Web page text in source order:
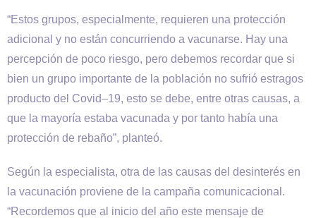
“Estos grupos, especialmente, requieren una protección
adicional y no están concurriendo a vacunarse. Hay una
percepción de poco riesgo, pero debemos recordar que si
bien un grupo importante de la población no sufrió estragos
producto del Covid–19, esto se debe, entre otras causas, a
que la mayoría estaba vacunada y por tanto había una
protección de rebaño”, planteó.
Según la especialista, otra de las causas del desinterés en
la vacunación proviene de la campaña comunicacional.
“Recordemos que al inicio del año este mensaje de